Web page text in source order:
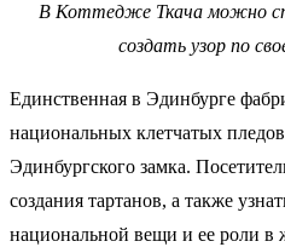
В Коттедже Ткача можно
создать узор по
Единственная в Эдинбурге
национальных клетчатых
Эдинбургского замка.
создания тартанов, а также
национальной вещи и ее роли в